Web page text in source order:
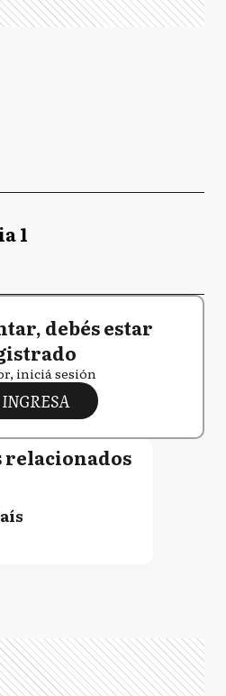
1
debés estar
iniciá sesión
INGRESA